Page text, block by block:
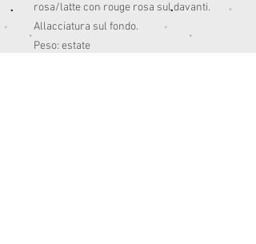
rosa/latte con rouge rosa sul davanti.
Allacciatura sul fondo.
Peso: estate